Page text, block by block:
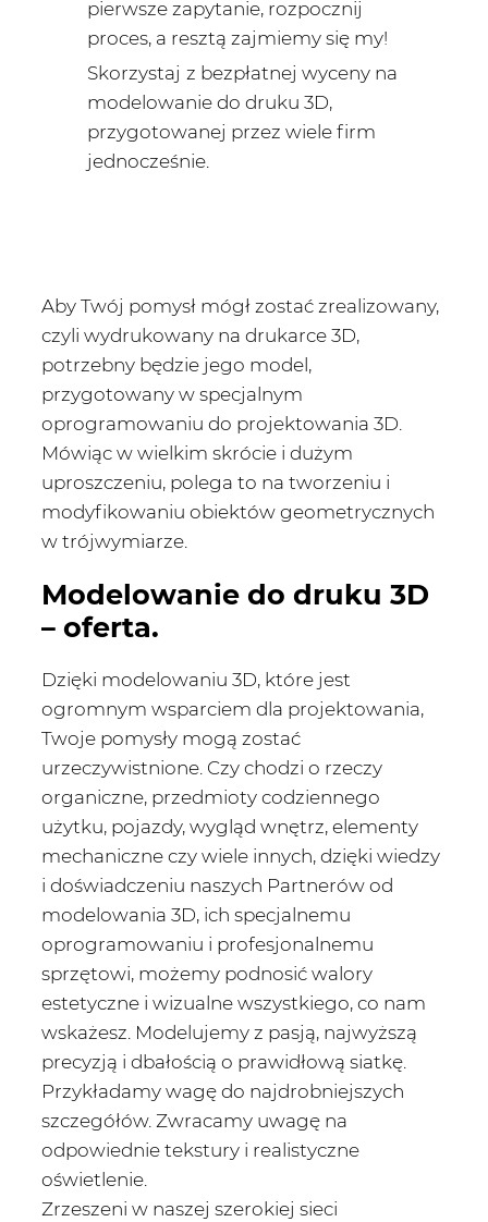
pierwsze zapytanie, rozpocznij
proces, a resztą zajmiemy się my!
Skorzystaj z bezpłatnej wyceny na
modelowanie do druku 3D,
przygotowanej przez wiele firm
jednocześnie.
Aby Twój pomysł mógł zostać zrealizowany,
czyli wydrukowany na drukarce 3D,
potrzebny będzie jego model,
przygotowany w specjalnym
oprogramowaniu do projektowania 3D.
Mówiąc w wielkim skrócie i dużym
uproszczeniu, polega to na tworzeniu i
modyfikowaniu obiektów geometrycznych
w trójwymiarze.
Modelowanie do druku 3D
– oferta.
Dzięki modelowaniu 3D, które jest
ogromnym wsparciem dla projektowania,
Twoje pomysły mogą zostać
urzeczywistnione. Czy chodzi o rzeczy
organiczne, przedmioty codziennego
użytku, pojazdy, wygląd wnętrz, elementy
mechaniczne czy wiele innych, dzięki wiedzy
i doświadczeniu naszych Partnerów od
modelowania 3D, ich specjalnemu
oprogramowaniu i profesjonalnemu
sprzętowi, możemy podnosić walory
estetyczne i wizualne wszystkiego, co nam
wskażesz. Modelujemy z pasją, najwyższą
precyzją i dbałością o prawidłową siatkę.
Przykładamy wagę do najdrobniejszych
szczegółów. Zwracamy uwagę na
odpowiednie tekstury i realistyczne
oświetlenie.
Zrzeszeni w naszej szerokiej sieci